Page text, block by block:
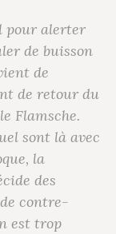
pour alerter
de buisson
de
de retour du
le Flamsche.
sont là avec
la
des
contre-
est trop